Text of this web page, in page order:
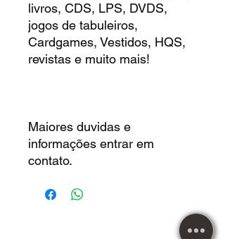
livros, CDS, LPS, DVDS,
jogos de tabuleiros,
Cardgames, Vestidos, HQS,
revistas e muito mais!
Maiores duvidas e
informações entrar em
contato.